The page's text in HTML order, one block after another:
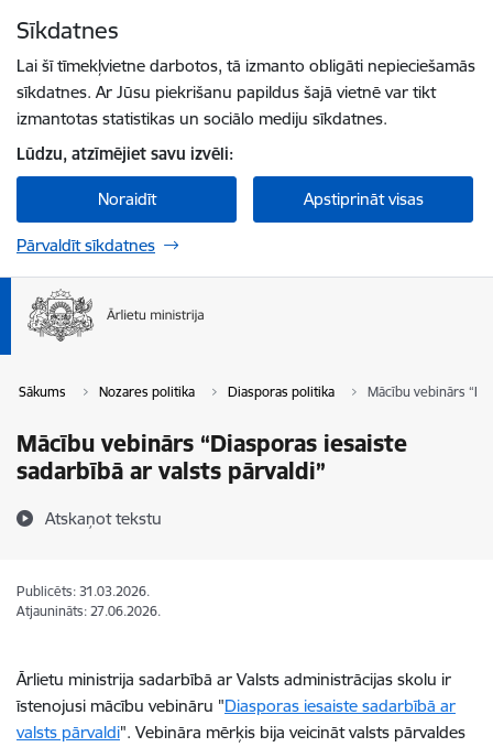
Sīkdatnes
Lai šī tīmekļvietne darbotos, tā izmanto obligāti nepieciešamās
sīkdatnes. Ar Jūsu piekrišanu papildus šajā vietnē var tikt
izmantotas statistikas un sociālo mediju sīkdatnes.
Lūdzu, atzīmējiet savu izvēli:
Noraidīt Apstiprināt visas
Pārvaldīt sīkdatnes
Sākums Nozares politika Diasporas politika Mācību vebinārs
Mācību vebinārs “Diasporas iesaiste
sadarbībā ar valsts pārvaldi”
Atskaņot tekstu
Publicēts: 31.03.2026.
Atjaunināts: 27.06.2026.
Ārlietu ministrija sadarbībā ar Valsts administrācijas skolu ir
īstenojusi mācību vebināru "Diasporas iesaiste sadarbībā ar
valsts pārvaldi". Vebināra mērķis bija veicināt valsts pārvaldes